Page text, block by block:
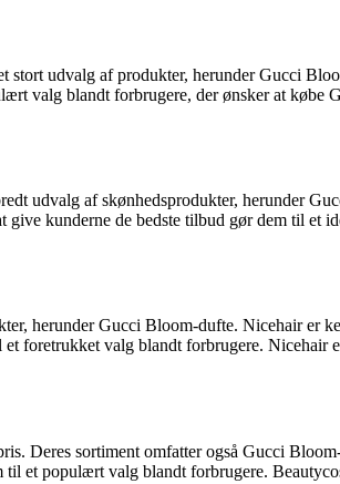
udvalg af produkter, herunder Gucci
valg blandt forbrugere, der ønsker at købe
udvalg af skønhedsprodukter, herunder
kunderne de bedste tilbud gør dem til et
herunder Gucci Bloom-dufte. Nicehair er
foretrukket valg blandt forbrugere.
Deres sortiment omfatter også Gucci
populært valg blandt forbrugere.